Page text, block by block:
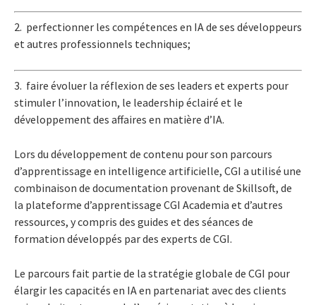
2. perfectionner les compétences en IA de ses développeurs
et autres professionnels techniques;
3. faire évoluer la réflexion de ses leaders et experts pour
stimuler l’innovation, le leadership éclairé et le
développement des affaires en matière d’IA.
Lors du développement de contenu pour son parcours
d’apprentissage en intelligence artificielle, CGI a utilisé une
combinaison de documentation provenant de Skillsoft, de
la plateforme d’apprentissage CGI Academia et d’autres
ressources, y compris des guides et des séances de
formation développés par des experts de CGI.
Le parcours fait partie de la stratégie globale de CGI pour
élargir les capacités en IA en partenariat avec des clients